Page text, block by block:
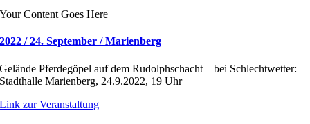
Your Content Goes Here
2022 / 24. September / Marienberg
Gelände Pferdegöpel auf dem Rudolphschacht – bei Schlechtwetter:
Stadthalle Marienberg, 24.9.2022, 19 Uhr
Link zur Veranstaltung